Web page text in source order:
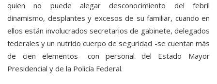
quien no puede alegar desconocimiento del febril
dinamismo, desplantes y excesos de su familiar, cuando en
ellos están involucrados secretarios de gabinete, delegados
federales y un nutrido cuerpo de seguridad -se cuentan más
de cien elementos- con personal del Estado Mayor
Presidencial y de la Policía Federal.